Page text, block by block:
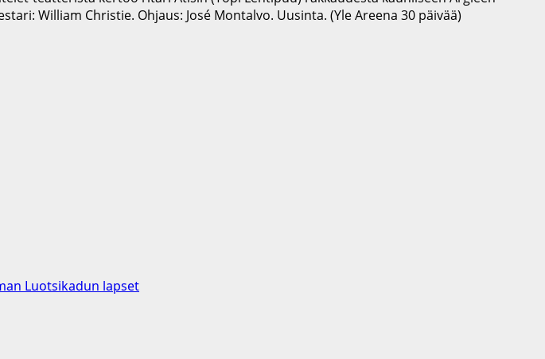
William Christie. Ohjaus: José Montalvo. Uusinta. (Yle Areena 30 päivää)
Luotsikadun lapset